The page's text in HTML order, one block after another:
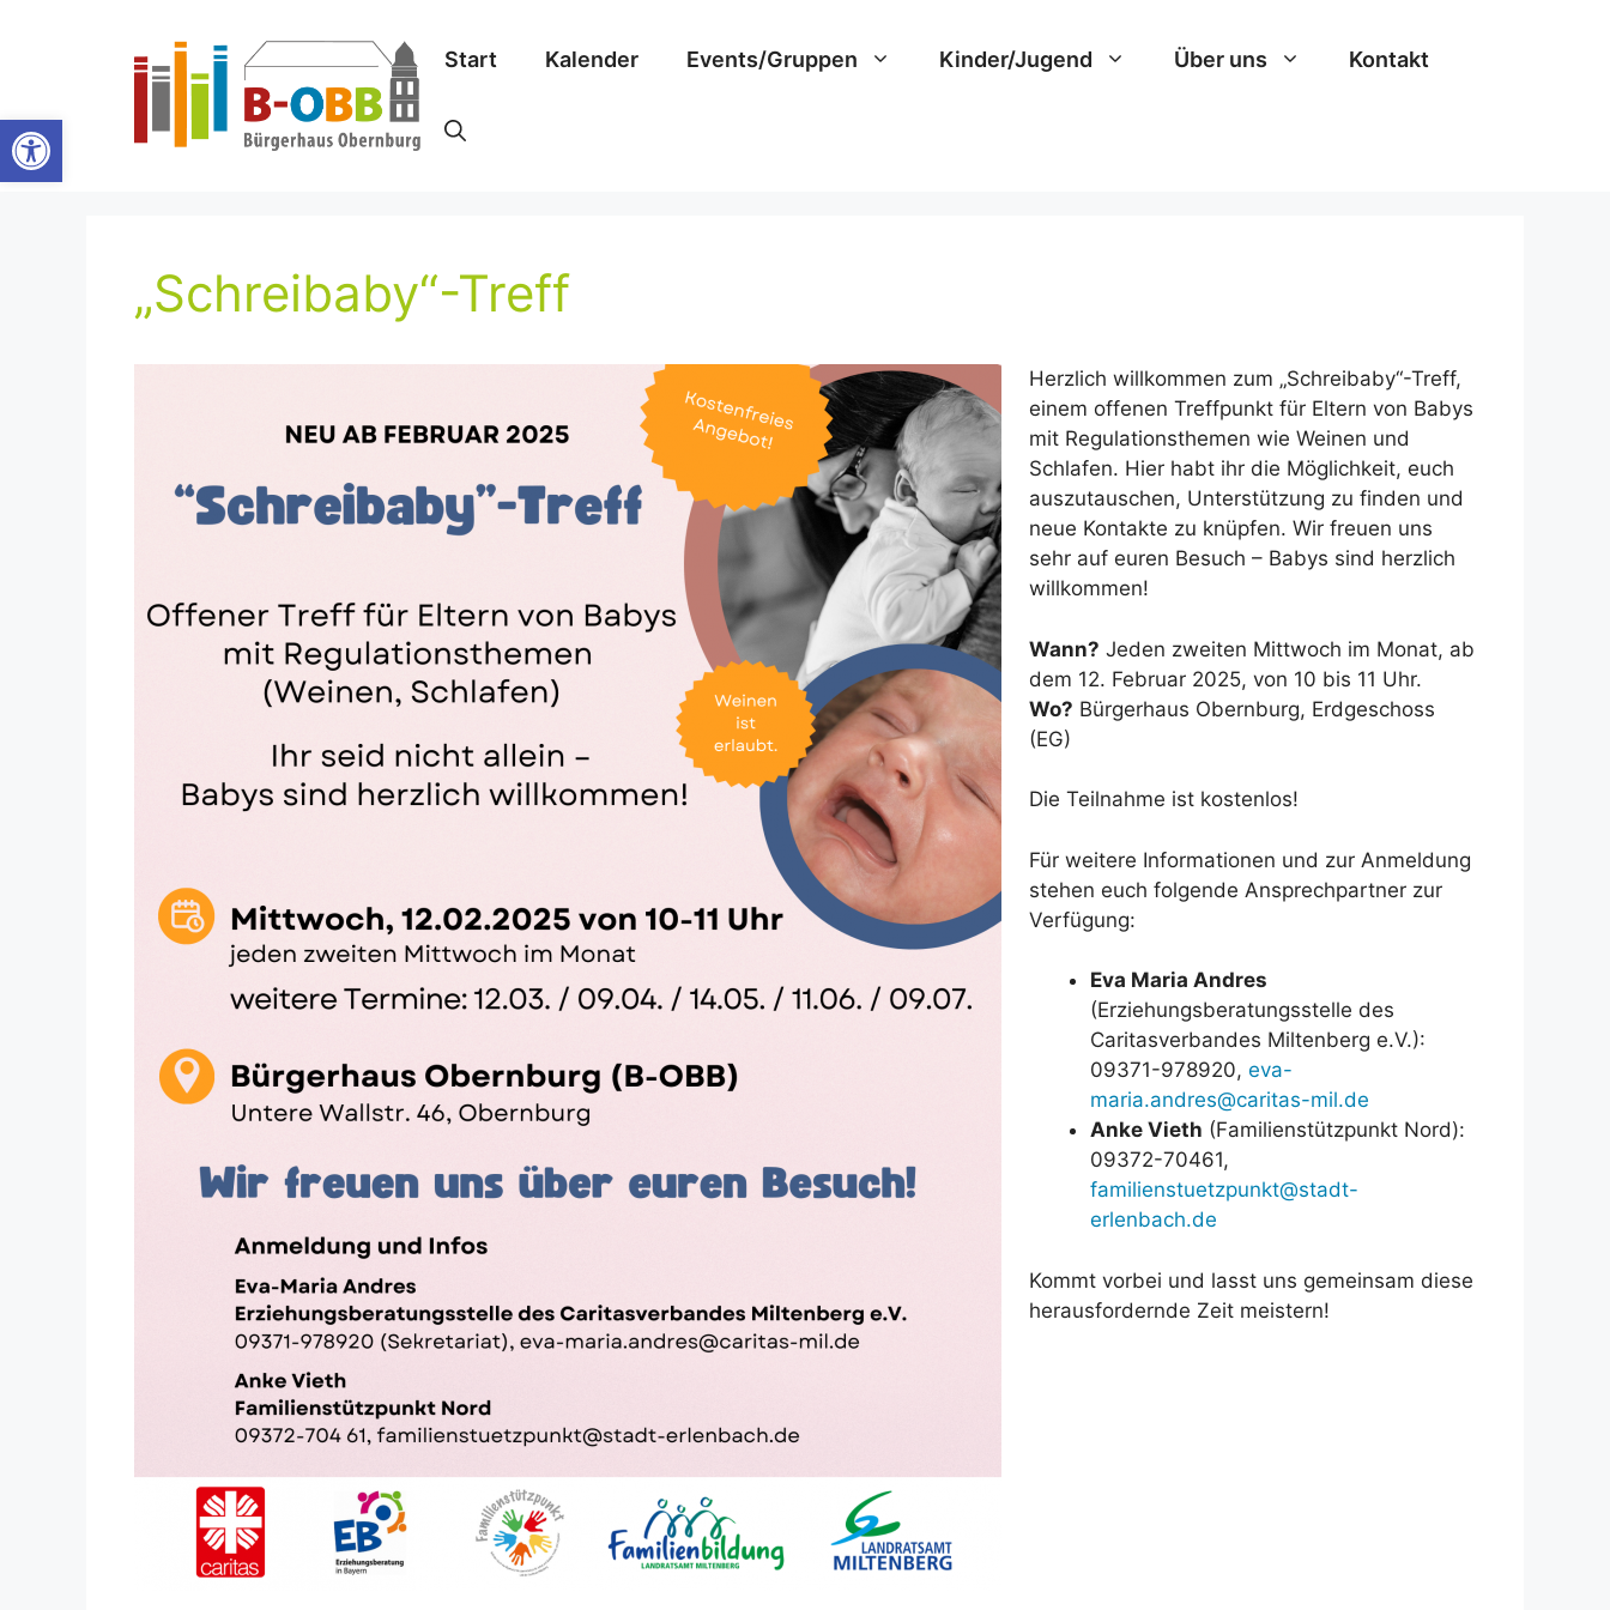
Werkzeugleiste öffnen
Start Kalender Events/Gruppen Kinder/Jugend Über uns Kontakt
„Schreibaby“-Treff
Herzlich willkommen zum „Schreibaby“-Treff,
einem offenen Treffpunkt für Eltern von Babys
mit Regulationsthemen wie Weinen und
Schlafen. Hier habt ihr die Möglichkeit, euch
auszutauschen, Unterstützung zu finden und
neue Kontakte zu knüpfen. Wir freuen uns
sehr auf euren Besuch – Babys sind herzlich
willkommen!
Wann? Jeden zweiten Mittwoch im Monat, ab
dem 12. Februar 2025, von 10 bis 11 Uhr.
Wo? Bürgerhaus Obernburg, Erdgeschoss
(EG)
Die Teilnahme ist kostenlos!
Für weitere Informationen und zur Anmeldung
stehen euch folgende Ansprechpartner zur
Verfügung:
Eva Maria Andres
(Erziehungsberatungsstelle des
Caritasverbandes Miltenberg e.V.):
09371-978920, eva-
maria.andres@caritas-mil.de
Anke Vieth (Familienstützpunkt Nord):
09372-70461,
familienstuetzpunkt@stadt-
erlenbach.de
Kommt vorbei und lasst uns gemeinsam diese
herausfordernde Zeit meistern!